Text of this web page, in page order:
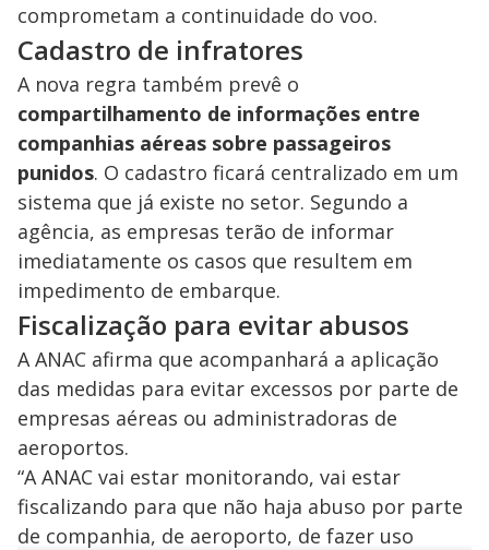
comprometam a continuidade do voo.
Cadastro de infratores
A nova regra também prevê o
compartilhamento de informações entre
companhias aéreas sobre passageiros
punidos. O cadastro ficará centralizado em um
sistema que já existe no setor. Segundo a
agência, as empresas terão de informar
imediatamente os casos que resultem em
impedimento de embarque.
Fiscalização para evitar abusos
A ANAC afirma que acompanhará a aplicação
das medidas para evitar excessos por parte de
empresas aéreas ou administradoras de
aeroportos.
“A ANAC vai estar monitorando, vai estar
fiscalizando para que não haja abuso por parte
de companhia, de aeroporto, de fazer uso